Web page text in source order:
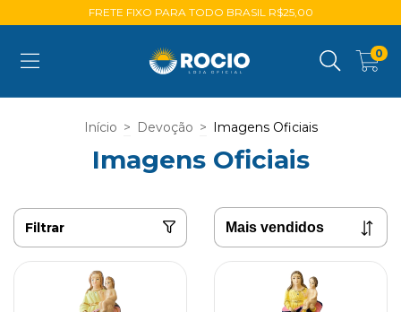
FRETE FIXO PARA TODO BRASIL R$25,00
0
Início > Devoção > Imagens Oficiais
Imagens Oficiais
Filtrar